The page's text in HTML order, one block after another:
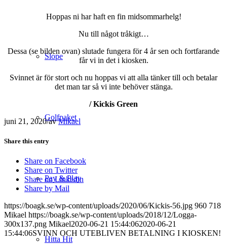
Slope
Golfpaket
Pay & Play
Hitta Hit
Hoppas ni har haft en fin midsommarhelg!
Nu till något tråkigt…
Dessa (se bilden ovan) slutade fungera för 4 år sen och fortfarande
får vi in det i kiosken.
Svinnet är för stort och nu hoppas vi att alla tänker till och betalar
det man tar så vi inte behöver stänga.
/ Kickis Green
juni 21, 2020/avMikael
Share this entry
Share on Facebook
Share on Twitter
Share on Linkedin
Share by Mail
https://boagk.se/wp-content/uploads/2020/06/Kickis-56.jpg 960 718
Mikael https://boagk.se/wp-content/uploads/2018/12/Logga-
300x137.png Mikael2020-06-21 15:44:062020-06-21
15:44:06SVINN OCH UTEBLIVEN BETALNING I KIOSKEN!